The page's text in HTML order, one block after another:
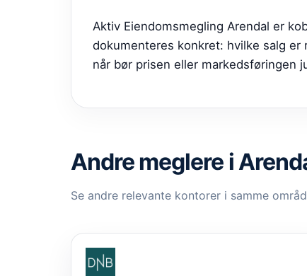
Aktiv Eiendomsmegling Arendal er
dokumenteres konkret: hvilke salg
når bør prisen eller markedsføringen
Andre meglere i
Se andre relevante kontorer i samme